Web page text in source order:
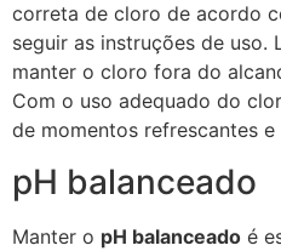
correta de cloro de acordo
seguir as instruções de uso.
manter o cloro fora do
Com o uso adequado do
de momentos refrescantes
pH balanceado
Manter o pH balanceado é